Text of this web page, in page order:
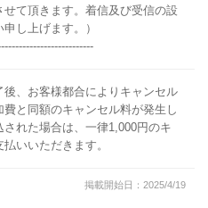
せて頂きます。着信及び受信の設
し上げます。）
後、お客様都合によりキャンセル
費と同額のキャンセル料が発生し
された場合は、一律1,000円のキ
いいただきます。
掲載開始日：2025/4/19